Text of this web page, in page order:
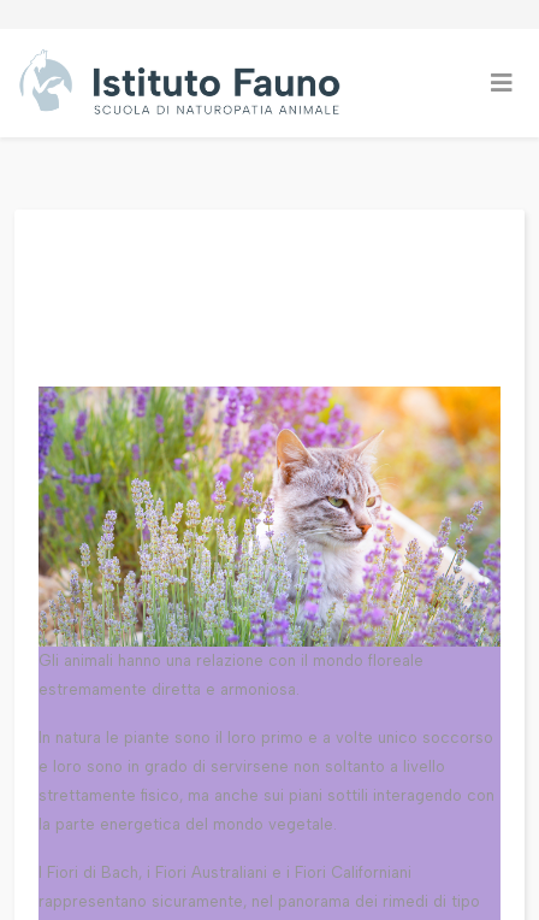
Gli animali hanno una relazione con il mondo floreale
estremamente diretta e armoniosa.
In natura le piante sono il loro primo e a volte unico soccorso
e loro sono in grado di servirsene non soltanto a livello
strettamente fisico, ma anche sui piani sottili interagendo con
la parte energetica del mondo vegetale.
I Fiori di Bach, i Fiori Australiani e i Fiori Californiani
rappresentano sicuramente, nel panorama dei rimedi di tipo